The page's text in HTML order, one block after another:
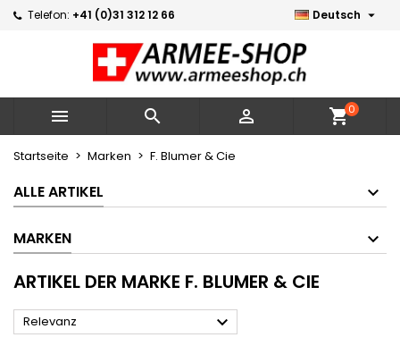
Telefon: +41 (0)31 312 12 66 Deutsch 
   shopping_cart0
Startseite Marken F. Blumer & Cie
ALLE ARTIKEL
MARKEN
ARTIKEL DER MARKE F. BLUMER & CIE
Relevanz 
×
Neue Liste erstellen
×
((confirmMessage))
((cancelText)) ((modalDeleteText))
×
Name der Wunschliste
×
Sie müssen angemeldet sein, um Artikel Ihrer
Wunschliste hinzufügen zu können.
Abbrechen